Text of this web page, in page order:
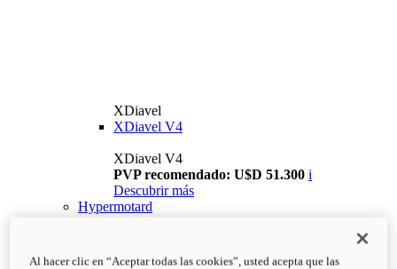
XDiavel
XDiavel V4
XDiavel V4
PVP recomendado: U$D 51.300 i
Descubrir más
Hypermotard
Al hacer clic en “Aceptar todas las cookies”, usted acepta que las